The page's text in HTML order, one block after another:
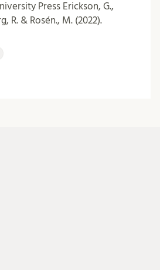
Press Erickson, G.,
R. & Rosén., M. (2022).